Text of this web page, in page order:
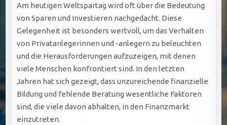
Am heutigen Weltspartag wird oft über die Bedeutung
von Sparen und Investieren nachgedacht. Diese
Gelegenheit ist besonders wertvoll, um das Verhalten
von Privatanlegerinnen und -anlegern zu beleuchten
und die Herausforderungen aufzuzeigen, mit denen
viele Menschen konfrontiert sind. In den letzten
Jahren hat sich gezeigt, dass unzureichende finanzielle
Bildung und fehlende Beratung wesentliche Faktoren
sind, die viele davon abhalten, in den Finanzmarkt
einzutreten.